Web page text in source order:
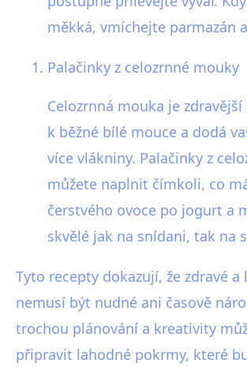
měkká, vmíchejte parmazán
Palačinky z celozrnné mouky
Celozrnná mouka je
k běžné bílé mouce a dodá
více vlákniny. Palačinky z
můžete naplnit čímkoli, co
čerstvého ovoce po jogurt a
skvělé jak na snídani, tak na
Tyto recepty dokazují, že zdravé a
nemusí být nudné ani časově
trochou plánování a kreativity
připravit lahodné pokrmy, které